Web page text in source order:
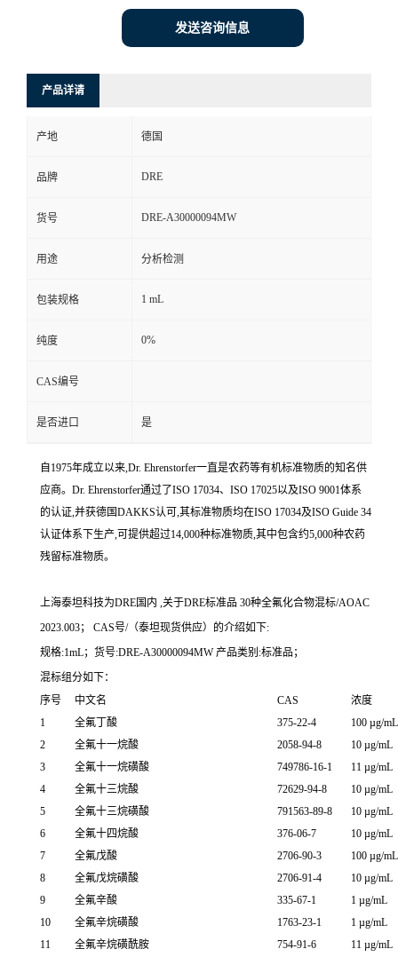
发送咨询信息
产品详请
产地 德国
品牌 DRE
货号 DRE-A30000094MW
用途 分析检测
包装规格 1 mL
纯度 0%
CAS编号
是否进口 是
自1975年成立以来,Dr. Ehrenstorfer一直是农药等有机标准物质的知名供
应商。Dr. Ehrenstorfer通过了ISO 17034、ISO 17025以及ISO 9001体系
的认证,并获德国DAKKS认可,其标准物质均在ISO 17034及ISO Guide 34
认证体系下生产,可提供超过14,000种标准物质,其中包含约5,000种农药
残留标准物质。
上海泰坦科技为DRE国内 ,关于DRE标准品 30种全氟化合物混标/AOAC
2023.003； CAS号/（泰坦现货供应）的介绍如下:
规格:1mL；货号:DRE-A30000094MW 产品类别:标准品；
混标组分如下：
序号
中文名 CAS
浓度
1
全氟丁酸 375-22-4
100 µg/mL
2
全氟十一烷酸 2058-94-8
10 µg/mL
3
全氟十一烷磺酸 749786-16-1
11 µg/mL
4
全氟十三烷酸 72629-94-8
10 µg/mL
5
全氟十三烷磺酸 791563-89-8
10 µg/mL
6
全氟十四烷酸 376-06-7
10 µg/mL
7
全氟戊酸 2706-90-3
100 µg/mL
8
全氟戊烷磺酸 2706-91-4
10 µg/mL
9
全氟辛酸 335-67-1
1 µg/mL
10
全氟辛烷磺酸 1763-23-1
1 µg/mL
11
全氟辛烷磺酰胺 754-91-6 11 µg/mL